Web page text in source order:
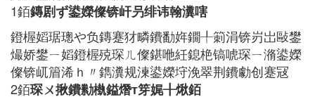
1銆鏄剧ず鍙嬫儏锛屽叧绯讳翰瀵嗐
鐙楃嫍琚璁や负鏄蹇犲疄鐨勫姩鐗╀箣涓锛岃岀敺鐢
熶娇鐢ㄧ嫍鐙楃殑琛ㄦ儏鍖咃紝鎴栬镐唬琛ㄧ潃鍙嬫
儏锛屼篃浠ｈ〃鐫瀵规湅鍙嬫垨浼翠荆鐨勮创蹇冦
2銆琛ㄨ揪鐨勬槸鎰熸т笌娓╂煍銆